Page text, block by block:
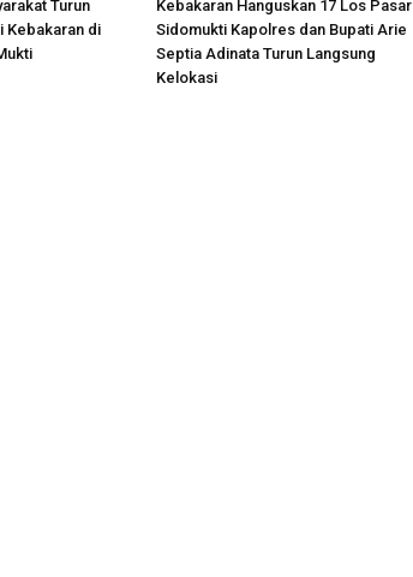
Turun
Kebakaran di
Kebakaran Hanguskan 17 Los Pasar
Sidomukti Kapolres dan Bupati Arie
Septia Adinata Turun Langsung
Kelokasi